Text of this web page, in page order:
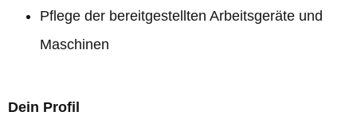
Pflege der bereitgestellten Arbeitsgeräte und
Maschinen
Dein Profil